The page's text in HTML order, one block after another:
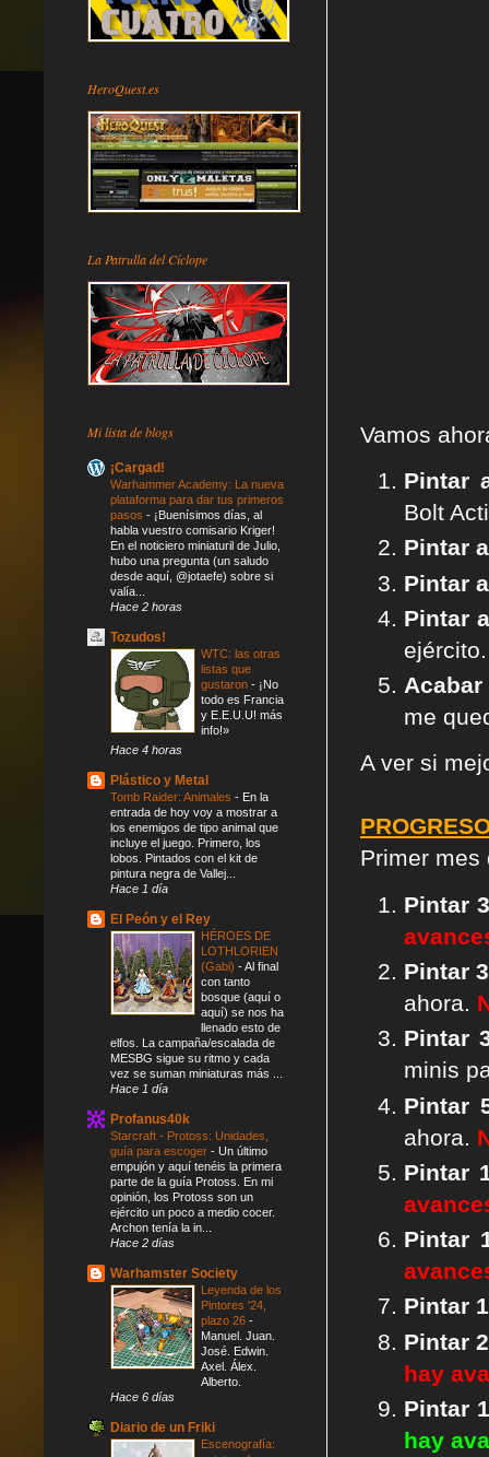
Vamos
Pintar
Bolt
Pintar
Pintar
Pintar
ejército.
me
A ver si
Primer
Pintar
Pintar
ahora.
Pintar
minis
Pintar
ahora.
Pintar
Pintar
Pintar
Pintar
hay
Pintar
hay
HeroQuest.es
La Patrulla del Cíclope
Mi lista de blogs
¡Cargad!
Warhammer Academy: La nueva
plataforma para dar tus primeros
pasos - ¡Buenísimos días, al
habla vuestro comisario Kriger!
En el noticiero miniaturil de Julio,
hubo una pregunta (un saludo
desde aquí, @jotaefe) sobre si
valía...
Hace 2 horas
Tozudos!
WTC: las otras
listas que
gustaron - ¡No
todo es Francia
y E.E.U.U! más
info!»
Hace 4 horas
Plástico y Metal
Tomb Raider: Animales - En la
entrada de hoy voy a mostrar a
los enemigos de tipo animal que
incluye el juego. Primero, los
lobos. Pintados con el kit de
pintura negra de Vallej...
Hace 1 día
El Peón y el Rey
HÉROES DE
LOTHLORIEN
(Gabi) -Al final
con tanto
bosque (aquí o
aquí) se nos ha
llenado esto de
elfos. La campaña/escalada de
MESBG sigue su ritmo y cada
vez se suman miniaturas más ...
Hace 1 día
Profanus40k
Starcraft - Protoss: Unidades,
guía para escoger - Un último
empujón y aquí tenéis la primera
parte de la guía Protoss. En mi
opinión, los Protoss son un
ejército un poco a medio cocer.
Archon tenía la in...
Hace 2 días
Warhamster Society
Leyenda de los
Pintores '24,
plazo 26 -
Manuel. Juan.
José. Edwin.
Axel. Álex.
Alberto.
Hace 6 días
Diario de un Friki
Escenografía: